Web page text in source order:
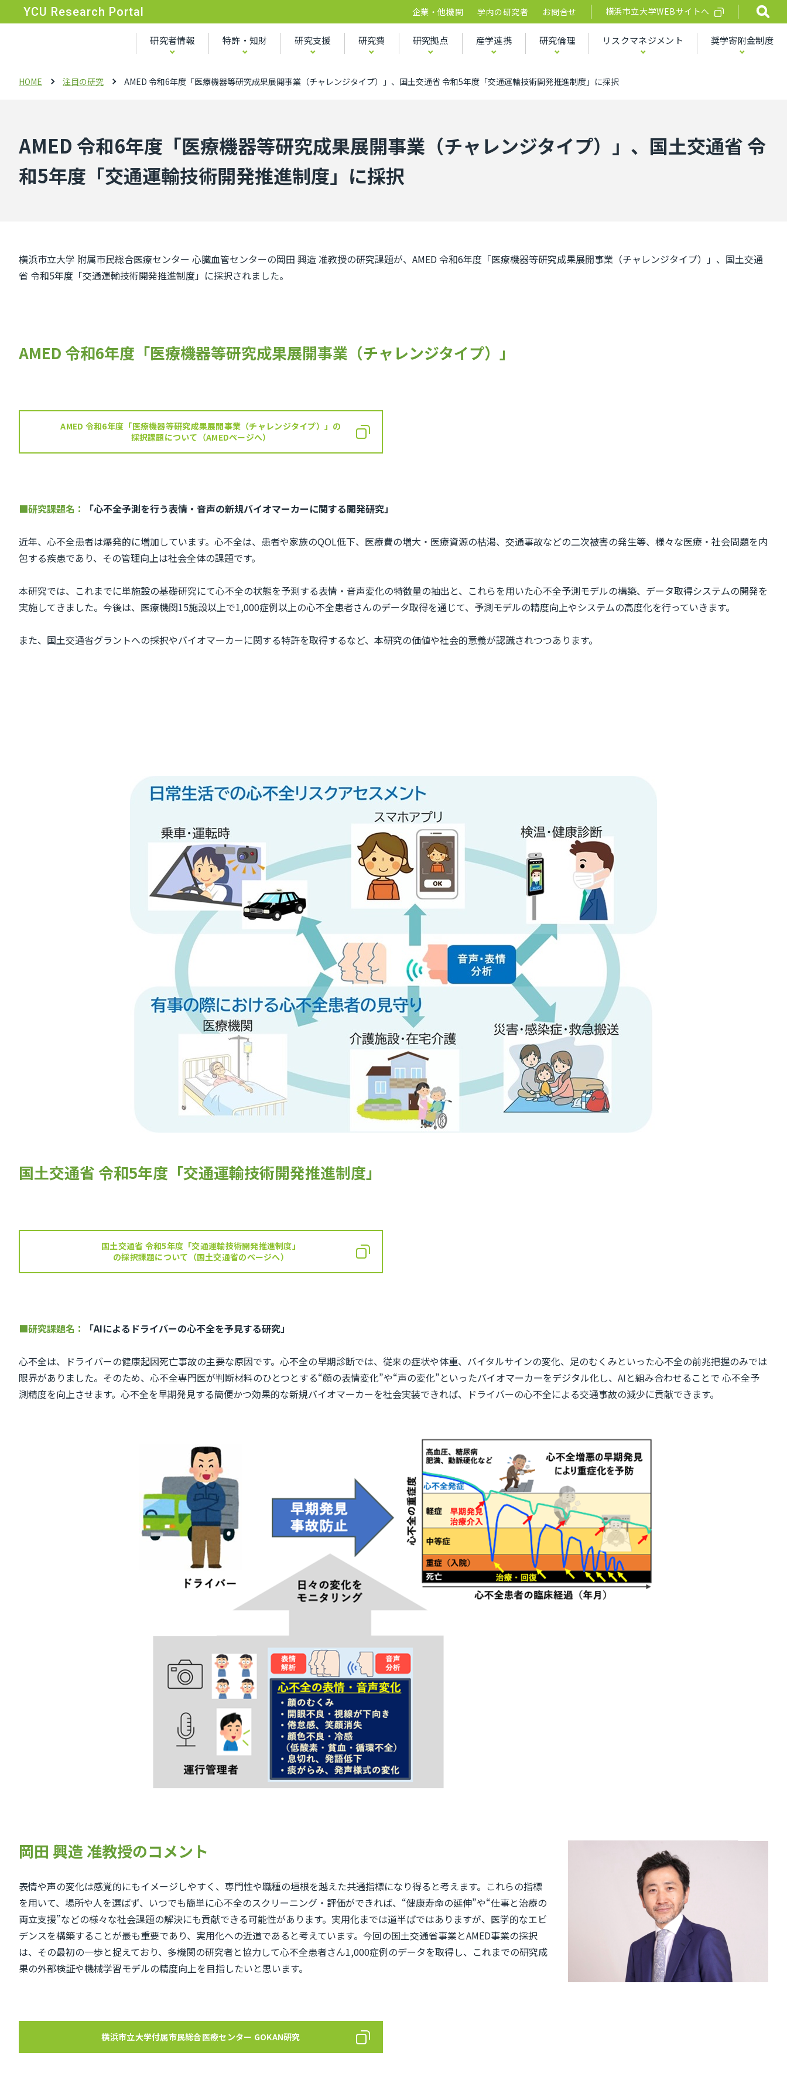
YCU Research Portal 企業・他機関 学内の研究者 お問合せ 横浜市立大学WEBサイトへ
研究者情報 特許・知財 研究支援 研究費 研究拠点 産学連携 研究倫理 リスクマネジメント 奨学寄附金制度
HOME 注目の研究 AMED 令和6年度「医療機器等研究成果展開事業（チャレンジタイプ）」、国土交通省 令和5年度「交通運輸技術開発推進制度」に採択
AMED 令和6年度「医療機器等研究成果展開事業（チャレンジタイプ）」、国土交通省 令
和5年度「交通運輸技術開発推進制度」に採択
横浜市立大学 附属市民総合医療センター 心臓血管センターの岡田 興造 准教授の研究課題が、AMED 令和6年度「医療機器等研究成果展開事業（チャレンジタイプ）」、国土交通
省 令和5年度「交通運輸技術開発推進制度」に採択されました。
AMED 令和6年度「医療機器等研究成果展開事業（チャレンジタイプ）」
AMED 令和6年度「医療機器等研究成果展開事業（チャレンジタイプ）」の
採択課題について（AMEDページへ）
■研究課題名： 「心不全予測を行う表情・音声の新規バイオマーカーに関する開発研究」
近年、心不全患者は爆発的に増加しています。心不全は、患者や家族のQOL低下、医療費の増大・医療資源の枯渇、交通事故などの二次被害の発生等、様々な医療・社会問題を内
包する疾患であり、その管理向上は社会全体の課題です。
本研究では、これまでに単施設の基礎研究にて心不全の状態を予測する表情・音声変化の特徴量の抽出と、これらを用いた心不全予測モデルの構築、データ取得システムの開発を
実施してきました。今後は、医療機関15施設以上で1,000症例以上の心不全患者さんのデータ取得を通じて、予測モデルの精度向上やシステムの高度化を行っていきます。
また、国土交通省グラントへの採択やバイオマーカーに関する特許を取得するなど、本研究の価値や社会的意義が認識されつつあります。
国土交通省 令和5年度「交通運輸技術開発推進制度」
国土交通省 令和5年度「交通運輸技術開発推進制度」
の採択課題について（国土交通省のページへ）
■研究課題名： 「AIによるドライバーの心不全を予見する研究」
心不全は、ドライバーの健康起因死亡事故の主要な原因です。心不全の早期診断では、従来の症状や体重、バイタルサインの変化、足のむくみといった心不全の前兆把握のみでは
限界がありました。そのため、心不全専門医が判断材料のひとつとする“顔の表情変化”や“声の変化”といったバイオマーカーをデジタル化し、AIと組み合わせることで 心不全予
測精度を向上させます。心不全を早期発見する簡便かつ効果的な新規バイオマーカーを社会実装できれば、ドライバーの心不全による交通事故の減少に貢献できます。
岡田 興造 准教授のコメント
表情や声の変化は感覚的にもイメージしやすく、専門性や職種の垣根を越えた共通指標になり得ると考えます。これらの指標
を用いて、場所や人を選ばず、いつでも簡単に心不全のスクリーニング・評価ができれば、“健康寿命の延伸”や“仕事と治療の
両立支援”などの様々な社会課題の解決にも貢献できる可能性があります。実用化までは道半ばではありますが、医学的なエビ
デンスを構築することが最も重要であり、実用化への近道であると考えています。今回の国土交通省事業とAMED事業の採択
は、その最初の一歩と捉えており、多機関の研究者と協力して心不全患者さん1,000症例のデータを取得し、これまでの研究成
果の外部検証や機械学習モデルの精度向上を目指したいと思います。
横浜市立大学付属市民総合医療センター GOKAN研究